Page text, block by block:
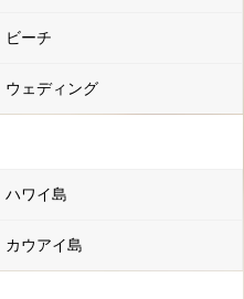
ビーチ
ウェディング
ハワイ島
カウアイ島